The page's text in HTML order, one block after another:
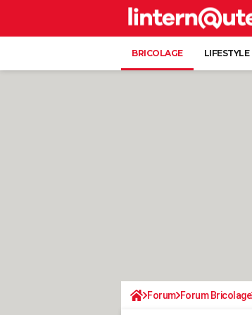
BRICOLAGE LIFESTYLE
Forum Forum Bricolage